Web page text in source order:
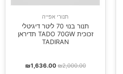
תנורי אפייה
תנור בנוי 70 ליטר דיגיטלי
זכוכית TADO 70GW תדיראן
TADIRAN
₪2,000.00
₪1,636.00